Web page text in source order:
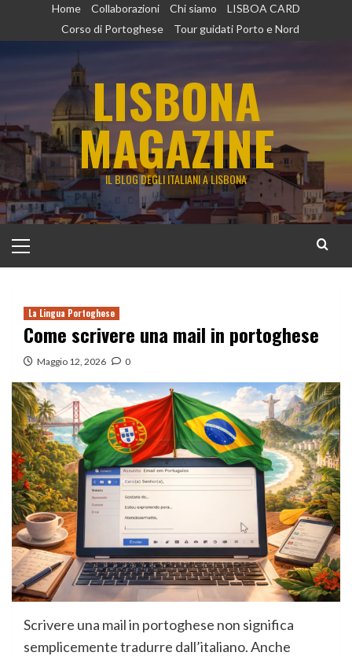
Home Collaborazioni Chi siamo
LISBOA CARD
Corso di Portoghese
Tour guidati Porto e Nord
LISBONA
MAGAZINE
IL BLOG DEGLI ITALIANI A LISBONA
principale
La Lingua Portoghese
Come scrivere una mail in portoghese
Maggio 12, 2026 0
Scrivere una mail in portoghese non significa
semplicemente tradurre dall’italiano. Anche